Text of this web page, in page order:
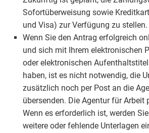
Sofortüberweisung sowie
und Visa) zur Verfügung zu stellen.
Wenn Sie den Antrag erfolgreich
und sich mit Ihrem elektronischen
oder elektronischen
haben, ist es nicht notwendig, die
zusätzlich noch per Post an die
übersenden. Die Agentur für Arbeit
Wenn es erforderlich ist, werden
weitere oder fehlende Unterlagen